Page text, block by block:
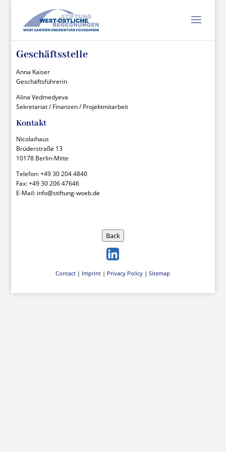
Geschäftsstelle
Anna Kaiser
Geschäftsführerin
Alina Vedmedyeva
Sekretariat / Finanzen / Projektmitarbeit
Kontakt
Nicolaihaus
Brüderstraße 13
10178 Berlin-Mitte
Telefon: +49 30 204 4840
Fax: +49 30 206 47646
E-Mail: info@stiftung-woeb.de
Back
Contact | Imprint | Privacy Policy |Sitemap